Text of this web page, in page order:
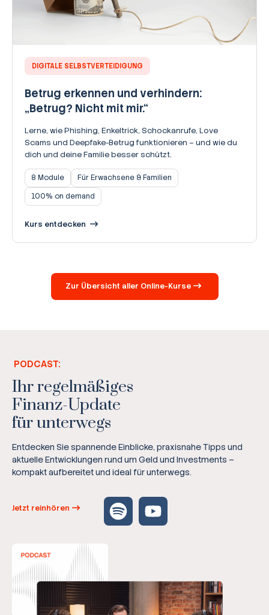
DIGITALE SELBSTVERTEIDIGUNG
Betrug erkennen und verhindern:
„Betrug? Nicht mit mir.“
Lerne, wie Phishing, Enkeltrick, Schockanrufe, Love
Scams und Deepfake-Betrug funktionieren – und wie du
dich und deine Familie besser schützt.
8 Module
Für Erwachsene & Familien
100% on demand
Kurs entdecken
Zur Übersicht aller Online-Kurse
PODCAST:
Ihr regelmäßiges
Finanz-Update
für unterwegs
Entdecken Sie spannende Einblicke, praxisnahe Tipps und
aktuelle Entwicklungen rund um Geld und Investments –
kompakt aufbereitet und ideal für unterwegs.
Jetzt reinhören